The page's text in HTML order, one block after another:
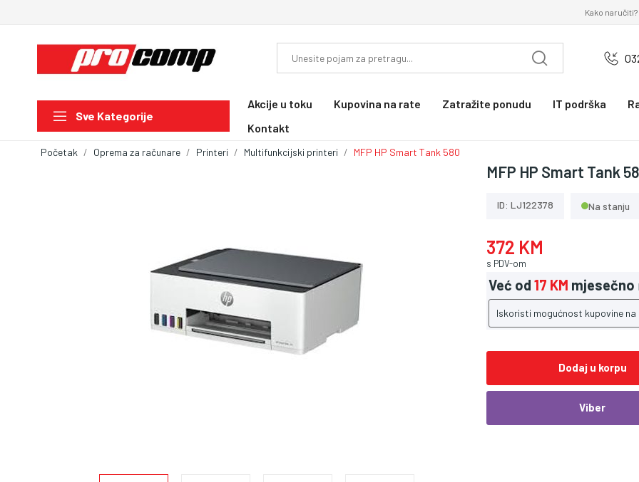
Kako naručiti?
Sve Kategorije
Akcije u toku Kupovina na rate Zatražite ponudu IT podrška
Kontakt
Početak Oprema za računare Printeri Multifunkcijski printeri MFP HP Smart Tank 580
MFP HP Smart Tank
ID: LJ122378 Na stanju
372 KM
s PDV-om
Već od 17 KM mjesečno
Iskoristi mogućnost kupovine
Dodaj u korpu
Viber